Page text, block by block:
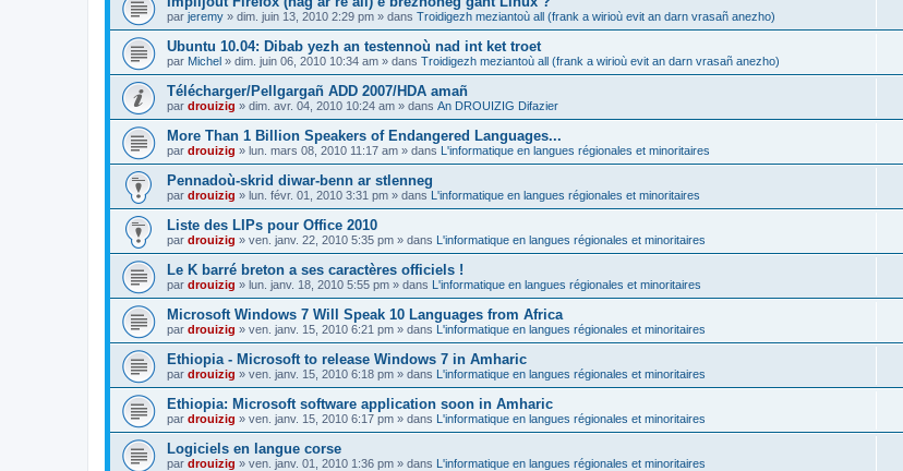
par jeremy » dim. juin 13, 2010 2:29 pm » dans Troidigezh meziantoù all (frank a wirioù evit an darn vrasañ anezho)
Ubuntu 10.04: Dibab yezh an testennoù nad int ket troet
par Michel » dim. juin 06, 2010 10:34 am » dans Troidigezh meziantoù all (frank a wirioù evit an darn vrasañ anezho)
Télécharger/Pellgargañ ADD 2007/HDA amañ
par drouizig » dim. avr. 04, 2010 10:24 am » dans An DROUIZIG Difazier
More Than 1 Billion Speakers of Endangered Languages...
par drouizig » lun. mars 08, 2010 11:17 am » dans L'informatique en langues régionales et minoritaires
Pennadoù-skrid diwar-benn ar stlenneg
par drouizig » lun. févr. 01, 2010 3:31 pm » dans L'informatique en langues régionales et minoritaires
Liste des LIPs pour Office 2010
par drouizig » ven. janv. 22, 2010 5:35 pm » dans L'informatique en langues régionales et minoritaires
Le K barré breton a ses caractères officiels !
par drouizig » lun. janv. 18, 2010 5:55 pm » dans L'informatique en langues régionales et minoritaires
Microsoft Windows 7 Will Speak 10 Languages from Africa
par drouizig » ven. janv. 15, 2010 6:21 pm » dans L'informatique en langues régionales et minoritaires
Ethiopia - Microsoft to release Windows 7 in Amharic
par drouizig » ven. janv. 15, 2010 6:18 pm » dans L'informatique en langues régionales et minoritaires
Ethiopia: Microsoft software application soon in Amharic
par drouizig » ven. janv. 15, 2010 6:17 pm » dans L'informatique en langues régionales et minoritaires
Logiciels en langue corse
par drouizig » ven. janv. 01, 2010 1:36 pm » dans L'informatique en langues régionales et minoritaires